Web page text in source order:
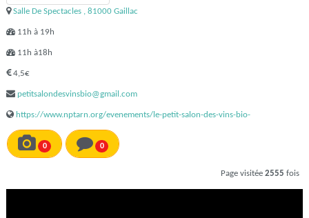
Salle De Spectacles , 81000 Gaillac
11h à 19h
11h à18h
4,5€
petitsalondesvinsbio@gmail.com
https://www.nptarn.org/evenements/le-petit-salon-des-vins-bio-
0 0
Page visitée 2555 fois